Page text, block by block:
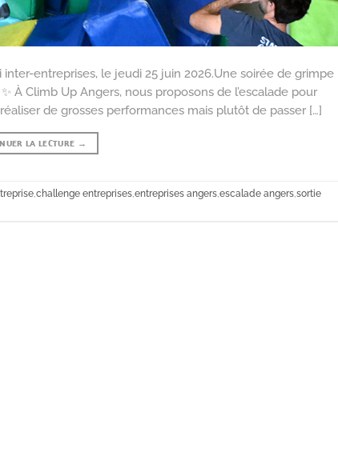
entreprises, le jeudi 25 juin 2026.Une soirée de grimpe
À Climb Up Angers, nous proposons de l’escalade pour
de grosses performances mais plutôt de passer […]
LA LECTURE →
,challenge entreprises,entreprises angers,escalade angers,sortie